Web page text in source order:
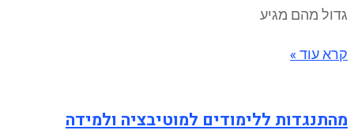
גדול מהם מגיע
קרא עוד »
מהתנגדות ללימודים למוטיבציה ולמידה